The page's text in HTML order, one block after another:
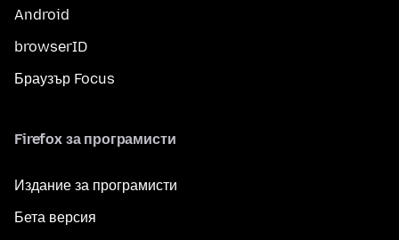
Android
browserID
Браузър Focus
Firefox за програмисти
Издание за програмисти
Бета версия